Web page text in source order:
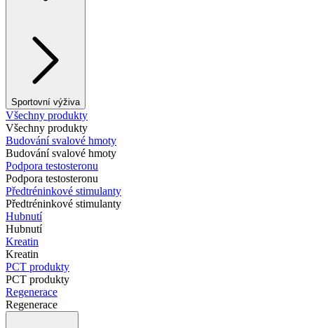
Sportovní výživa
Všechny produkty
Všechny produkty
Budování svalové hmoty
Budování svalové hmoty
Podpora testosteronu
Podpora testosteronu
Předtréninkové stimulanty
Předtréninkové stimulanty
Hubnutí
Hubnutí
Kreatin
Kreatin
PCT produkty
PCT produkty
Regenerace
Regenerace